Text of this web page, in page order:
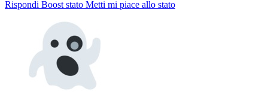
Rispondi Boost stato Metti mi piace allo stato